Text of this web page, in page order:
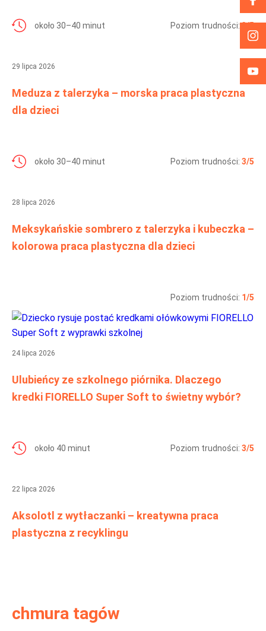
około 30–40 minut Poziom trudności:3/5
29 lipca 2026
Meduza z talerzyka – morska praca plastyczna
dla dzieci
około 30–40 minut Poziom trudności: 3/5
28 lipca 2026
Meksykańskie sombrero z talerzyka i kubeczka –
kolorowa praca plastyczna dla dzieci
Poziom trudności: 1/5
24 lipca 2026
Ulubieńcy ze szkolnego piórnika. Dlaczego
kredki FIORELLO Super Soft to świetny wybór?
około 40 minut Poziom trudności: 3/5
22 lipca 2026
Aksolotl z wytłaczanki – kreatywna praca
plastyczna z recyklingu
chmura tagów